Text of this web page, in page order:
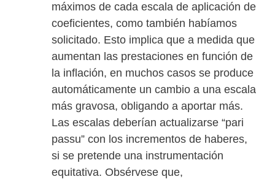
máximos de cada escala de aplicación de
coeficientes, como también habíamos
solicitado. Esto implica que a medida que
aumentan las prestaciones en función de
la inflación, en muchos casos se produce
automáticamente un cambio a una escala
más gravosa, obligando a aportar más.
Las escalas deberían actualizarse “pari
passu” con los incrementos de haberes,
si se pretende una instrumentación
equitativa. Obsérvese que,